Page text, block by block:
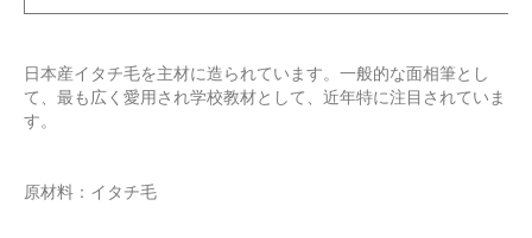
日本産イタチ毛を主材に造られています。一般的な面相筆とし
て、最も広く愛用され学校教材として、近年特に注目されていま
す。
原材料：イタチ毛